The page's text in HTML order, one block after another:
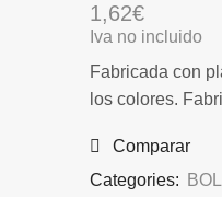
1,62€
Iva no incluido
Fabricada con
los colores.
Comparar
Categories: